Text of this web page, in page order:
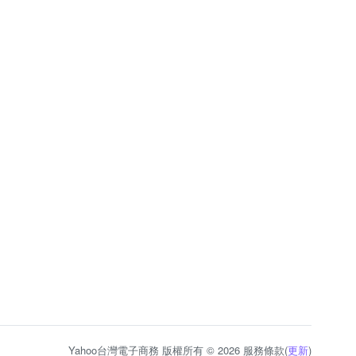
Yahoo台灣電子商務 版權所有 © 2026 服務條款(更新)